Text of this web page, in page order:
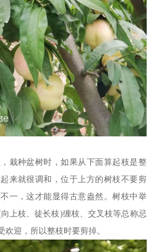
栽种盆树时，如果从下面算起枝是整
来就很调和，位于上方的树枝不要剪
一，这才能显得古意盎然。树枝中举
上枝、徒长枝)缠枝、交叉枝等总称忌
迎，所以整枝时要剪掉。